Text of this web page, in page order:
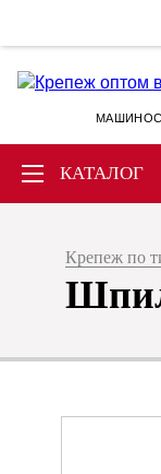
КАТАЛОГ
Крепеж по